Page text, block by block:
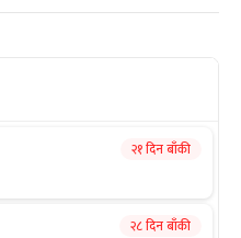
२१ दिन बाँकी
२८ दिन बाँकी